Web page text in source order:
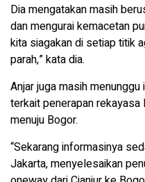
Dia mengatakan masih
dan mengurai kemacetan
kita siagakan di setiap titik
parah,” kata dia.
Anjar juga masih
terkait penerapan rekayasa
menuju Bogor.
“Sekarang informasinya
Jakarta, menyelesaikan